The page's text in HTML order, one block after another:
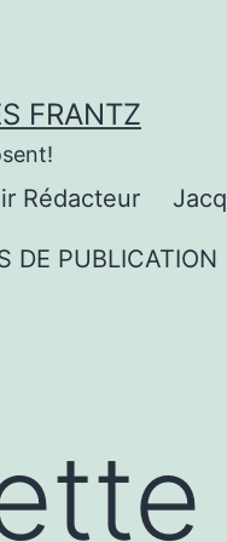
FRANTZ
Rédacteur
DE PUBLICATION